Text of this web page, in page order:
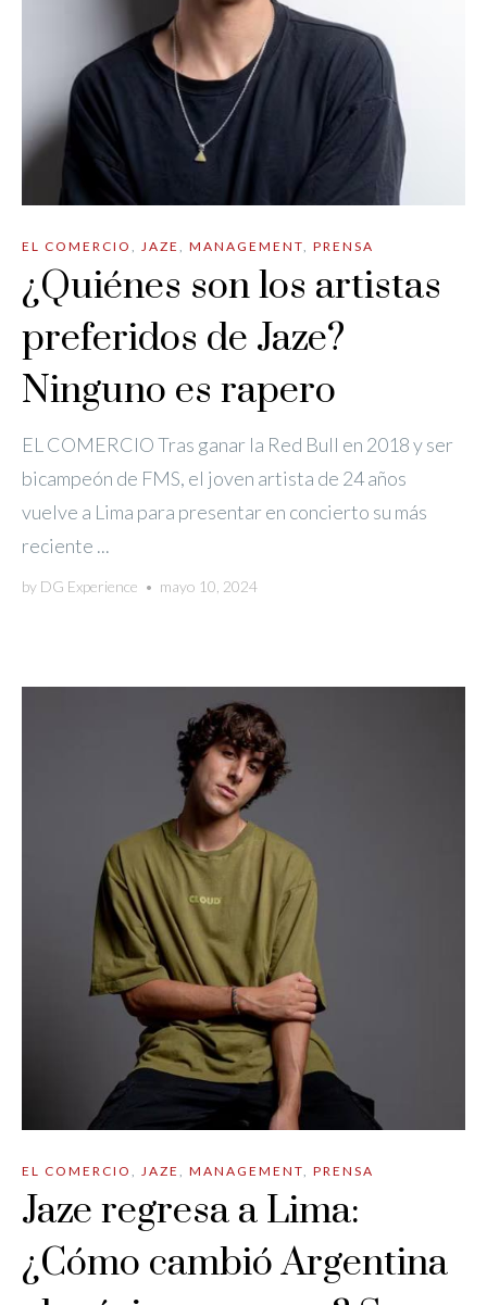
EL COMERCIO , JAZE , MANAGEMENT, PRENSA
¿Quiénes son los artistas
preferidos de Jaze?
Ninguno es rapero
EL COMERCIO Tras ganar la Red Bull en 2018 y ser
bicampeón de FMS, el joven artista de 24 años
vuelve a Lima para presentar en concierto su más
reciente ...
by DG Experience • mayo 10, 2024
EL COMERCIO , JAZE , MANAGEMENT, PRENSA
Jaze regresa a Lima:
¿Cómo cambió Argentina